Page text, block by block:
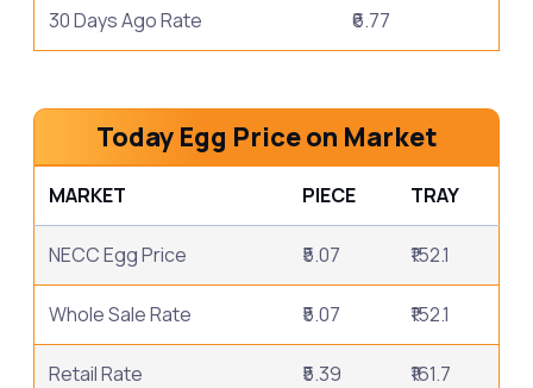
30 Days Ago Rate ₹6.77
Today Egg Price on Market
MARKET PIECE TRAY
NECC Egg Price ₹5.07 ₹152.1
Whole Sale Rate ₹5.07 ₹152.1
Retail Rate ₹5.39 ₹161.7